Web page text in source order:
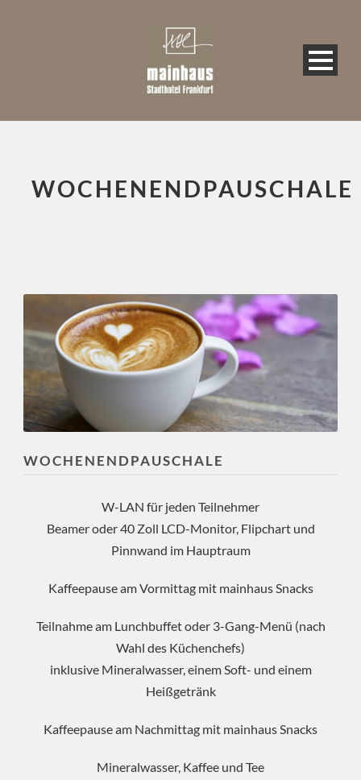
WOCHENENDPAUSCHALE
WOCHENENDPAUSCHALE
W-LAN für jeden Teilnehmer
Beamer oder 40 Zoll LCD-Monitor, Flipchart und
Pinnwand im Hauptraum
Kaffeepause am Vormittag mit mainhaus Snacks
Teilnahme am Lunchbuffet oder 3-Gang-Menü (nach
Wahl des Küchenchefs)
inklusive Mineralwasser, einem Soft- und einem
Heißgetränk
Kaffeepause am Nachmittag mit mainhaus Snacks
Mineralwasser, Kaffee und Tee